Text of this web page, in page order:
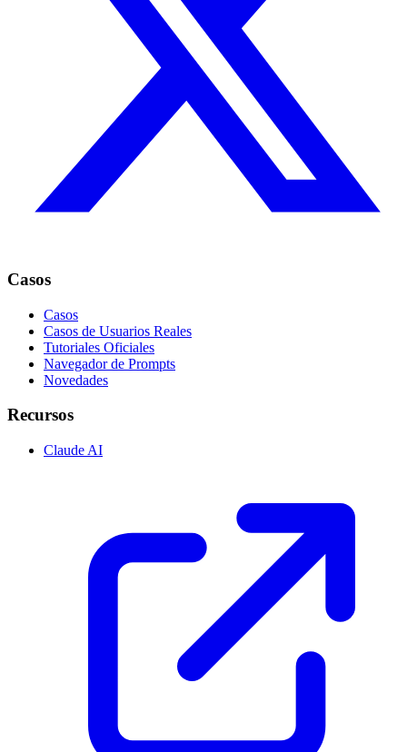
Casos
Casos
Casos de Usuarios Reales
Tutoriales Oficiales
Navegador de Prompts
Novedades
Recursos
Claude AI